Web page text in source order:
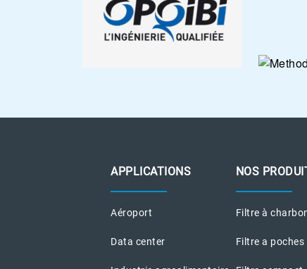
APPLICATIONS
Aéroport
Data center
NOS
Filtre à
Filtre a poches